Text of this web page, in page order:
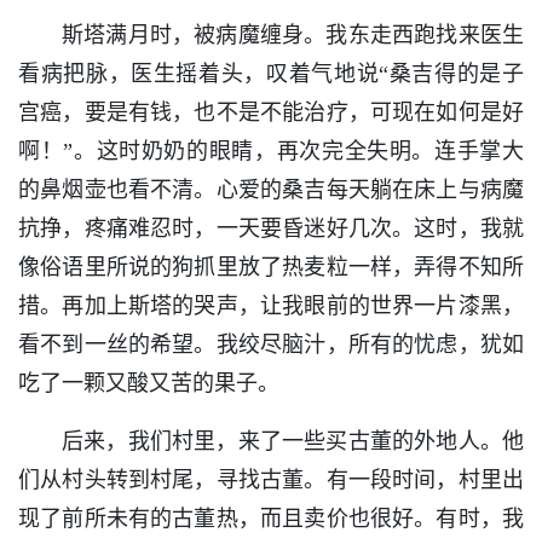
斯塔满月时，被病魔缠身。我东走西跑找来医生
看病把脉，医生摇着头，叹着气地说“桑吉得的是子
宫癌，要是有钱，也不是不能治疗，可现在如何是好
啊！”。这时奶奶的眼睛，再次完全失明。连手掌大
的鼻烟壶也看不清。心爱的桑吉每天躺在床上与病魔
抗挣，疼痛难忍时，一天要昏迷好几次。这时，我就
像俗语里所说的狗抓里放了热麦粒一样，弄得不知所
措。再加上斯塔的哭声，让我眼前的世界一片漆黑，
看不到一丝的希望。我绞尽脑汁，所有的忧虑，犹如
吃了一颗又酸又苦的果子。
后来，我们村里，来了一些买古董的外地人。他
们从村头转到村尾，寻找古董。有一段时间，村里出
现了前所未有的古董热，而且卖价也很好。有时，我